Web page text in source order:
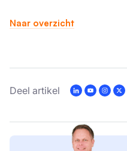
Naar overzicht
Deel artikel